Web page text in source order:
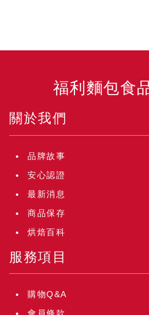
福利麵包食
關於我們
品牌故事
安心認證
最新消息
商品保存
烘焙百科
服務項目
購物Q&A